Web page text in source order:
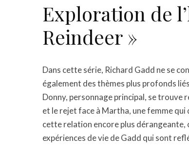
Exploration de
Reindeer »
Dans cette série, Richard Gadd ne se
également des thèmes plus profonds
Donny, personnage principal, se trouve
et le rejet face à Martha, une femme qui
cette relation encore plus dérangeante,
expériences de vie de Gadd qui sont